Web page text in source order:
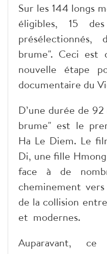
Sur les 144 longs
éligibles, 15
brume". Ceci est
nouvelle étape
documentaire du
D’une durée de
brume" est le
Ha Le Diem. Le
Di, une fille
face à de
cheminement
de la collision
et modernes.
Auparavant, ce